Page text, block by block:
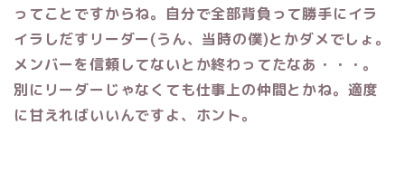
ってことですからね。自分で全部背負って勝手にイラ
イラしだすリーダー(うん、当時の僕)とかダメでしょ。
メンバーを信頼してないとか終わってたなあ・・・。
別にリーダーじゃなくても仕事上の仲間とかね。適度
に甘えればいいんですよ、ホント。